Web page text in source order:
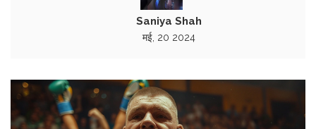
Saniya Shah
मई, 20 2024